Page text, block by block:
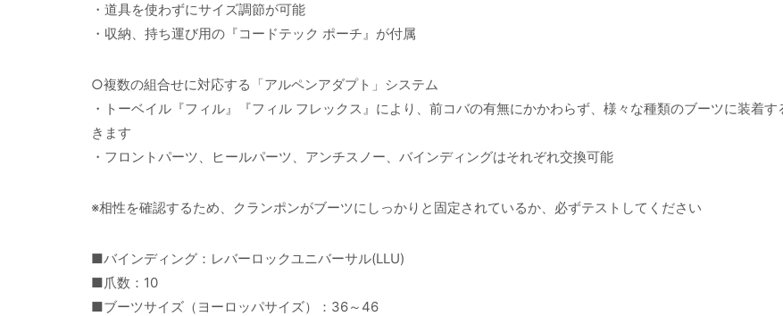
・道具を使わずにサイズ調節が可能
・収納、持ち運び用の『コードテック ポーチ』が付属
○複数の組合せに対応する「アルペンアダプト」システム
・トーベイル『フィル』『フィル フレックス』により、前コバの有無にかかわらず、様々な種類のブーツに装着す
きます
・フロントパーツ、ヒールパーツ、アンチスノー、バインディングはそれぞれ交換可能
※相性を確認するため、クランポンがブーツにしっかりと固定されているか、必ずテストしてください
■バインディング：レバーロックユニバーサル(LLU)
■爪数：10
■ブーツサイズ（ヨーロッパサイズ）：36～46